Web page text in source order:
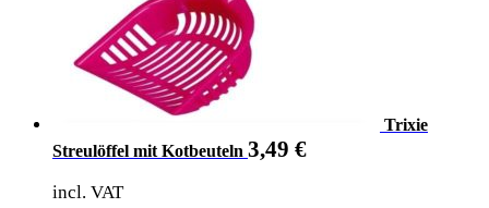
Trixie
Streulöffel mit Kotbeuteln 3,49 €
incl. VAT